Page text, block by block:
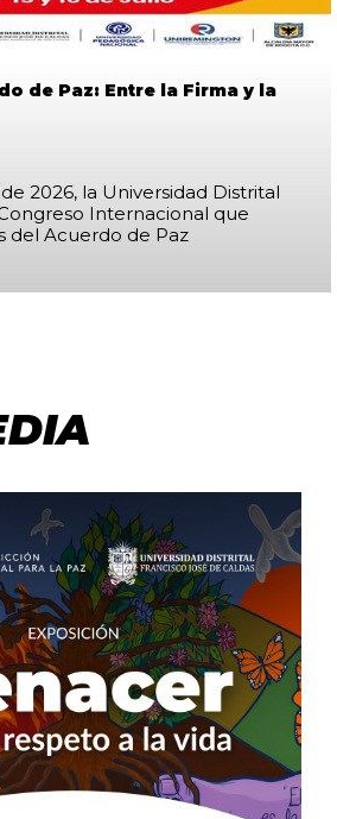
de Paz: Entre la Firma y la
2026, la Universidad Distrital
Internacional que
del Acuerdo de Paz